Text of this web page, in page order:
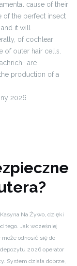
cause of their
of the perfect insect
it will
of cochlear
of outer hair cells.
are
production of a
2026
Na Żywo, dzięki
tego. Jak wcześniej
odnosić się do
2026 operator
System działa dobrze,